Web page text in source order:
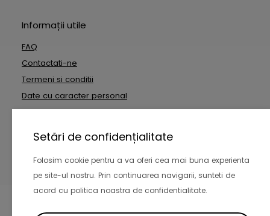
Setări de confidențialitate
Folosim cookie pentru a va oferi cea mai buna experienta
pe site-ul nostru. Prin continuarea navigarii, sunteti de
acord cu politica noastra de confidentialitate.
Informații utile
FAQ
Contactati-ne
Termeni si conditii
Date cu caracter personal
Copyright © 2026 Inside Technologies SRL. Toate drepturile
-